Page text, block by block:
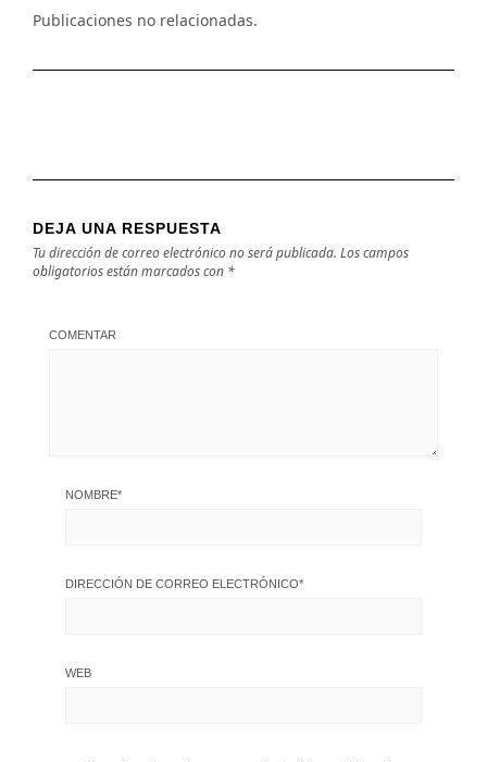
Publicaciones no relacionadas.
DEJA UNA RESPUESTA
Tu dirección de correo electrónico no será publicada. Los campos
obligatorios están marcados con *
COMENTAR
NOMBRE*
DIRECCIÓN DE CORREO ELECTRÓNICO*
WEB